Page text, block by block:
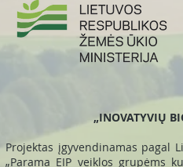
„INOVATYVIŲ
Projektas įgyvendinamas pagal
„Parama EIP veiklos grupėms